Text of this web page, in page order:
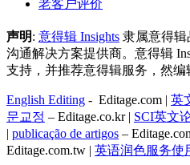
老客户评价
声明: 意得辑 Insights 隶属意得
沟通解决方案提供商。意得辑
支持，并推荐意得辑服务，然编
English Editing - Editage.com | 英
문교정 – Editage.co.kr | SCI英文
| publicação de artigos –
Editage.com.tw | 英语润色服务使